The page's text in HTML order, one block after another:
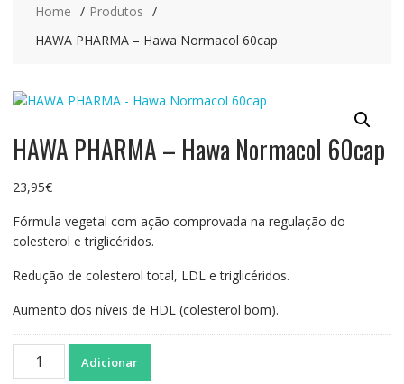
Home
Produtos
HAWA PHARMA – Hawa Normacol 60cap
HAWA PHARMA – Hawa Normacol 60cap
23,95€
Fórmula vegetal com ação comprovada na regulação do
colesterol e triglicéridos.
Redução de colesterol total, LDL e triglicéridos.
Aumento dos níveis de HDL (colesterol bom).
Quantidade
Adicionar